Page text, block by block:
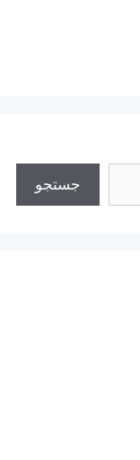
جستجو